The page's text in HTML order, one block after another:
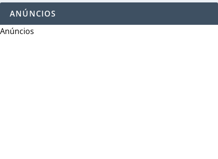
ANÚNCIOS
Anúncios